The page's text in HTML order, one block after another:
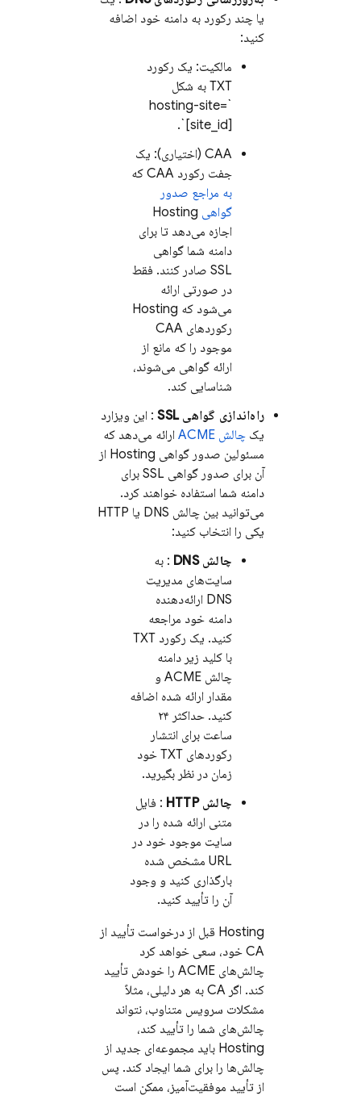
یا چند رکورد به دامنه خود اضافه
کنید:
مالکیت: یک رکورد
TXT به شکل
`hosting-site=
[site_id]`.
CAA (اختیاری): یک
جفت رکورد CAA که
به مراجع صدور
گواهی Hosting
اجازه می‌دهد تا برای
دامنه شما گواهی
SSL صادر کنند. فقط
در صورتی ارائه
می‌شود که Hosting
رکوردهای CAA
موجود را که مانع از
ارائه گواهی می‌شوند،
شناسایی کند.
راه‌اندازی گواهی SSL
: این ویزارد
یک چالش ACME
ارائه می‌دهد که
مسئولین صدور گواهی Hosting از
آن برای صدور گواهی SSL برای
دامنه شما استفاده خواهند کرد.
می‌توانید بین چالش DNS یا HTTP
یکی را انتخاب کنید:
چالش DNS
: به
سایت‌های مدیریت
DNS ارائه‌دهنده
دامنه خود مراجعه
کنید. یک رکورد TXT
با کلید زیر دامنه
چالش ACME و
مقدار ارائه شده اضافه
کنید. حداکثر ۲۴
ساعت برای انتشار
رکوردهای TXT خود
زمان در نظر بگیرید.
چالش HTTP
: فایل
متنی ارائه شده را در
سایت موجود خود در
URL مشخص شده
بارگذاری کنید و وجود
آن را تأیید کنید.
Hosting قبل از درخواست تأیید از
CA خود، سعی خواهد کرد
چالش‌های ACME را خودش تأیید
کند. اگر CA به هر دلیلی، مثلاً
مشکلات سرویس متناوب، نتواند
چالش‌های شما را تأیید کند،
Hosting باید مجموعه‌ای جدید از
چالش‌ها را برای شما ایجاد کند. پس
از تأیید موفقیت‌آمیز، ممکن است